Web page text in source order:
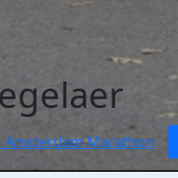
Amsterdam Marathon